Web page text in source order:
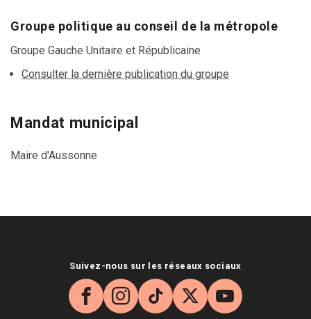
Groupe politique au conseil de la métropole
Groupe Gauche Unitaire et Républicaine
Consulter la dernière publication du groupe
Mandat municipal
Maire d'Aussonne
Suivez-nous sur les réseaux sociaux
Facebook
Instagram
TikTok
X YouTube